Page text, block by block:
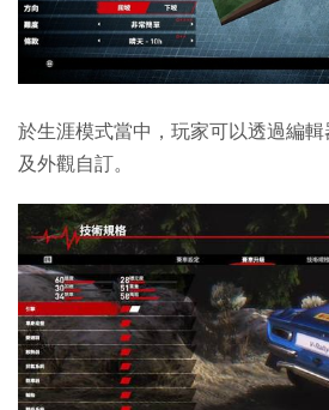
於生涯模式當中，玩家可以透過編
及外觀自訂。